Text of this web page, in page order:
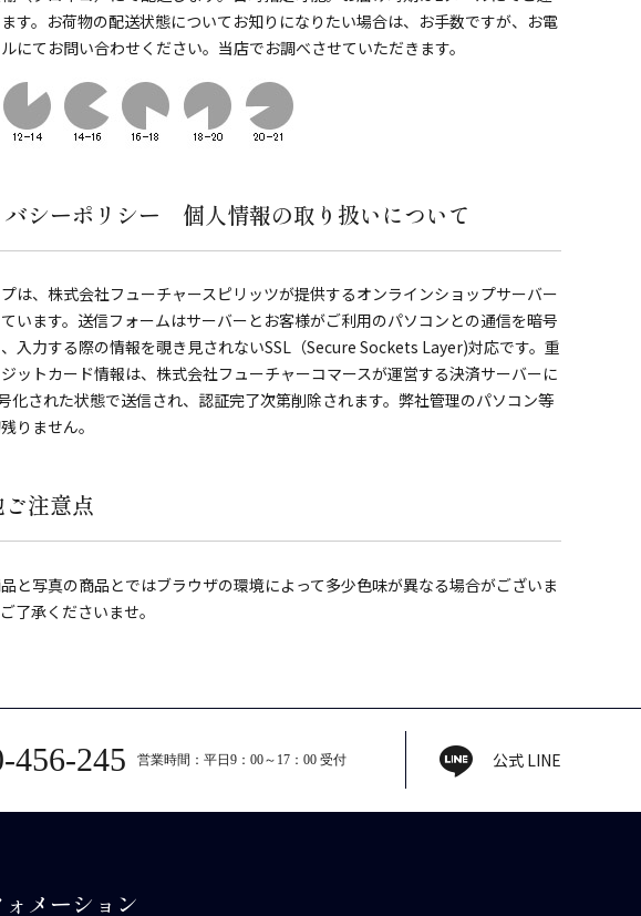
す。お荷物の配送状態についてお知りになりたい場合は、お手数ですが、お電
にてお問い合わせください。当店でお調べさせていただきます。
バシーポリシー 個人情報の取り扱いについて
は、株式会社フューチャースピリッツが提供するオンラインショップサーバー
います。送信フォームはサーバーとお客様がご利用のパソコンとの通信を暗号
入力する際の情報を覗き見されないSSL（Secure Sockets Layer)対応です。重
ットカード情報は、株式会社フューチャーコマースが運営する決済サーバーに
化された状態で送信され、認証完了次第削除されます。弊社管理のパソコン等
りません。
ご注意点
と写真の商品とではブラウザの環境によって多少色味が異なる場合がございま
了承くださいませ。
456-245 営業時間：平日9：00～17：00 受付 公式 LINE
ォメーション